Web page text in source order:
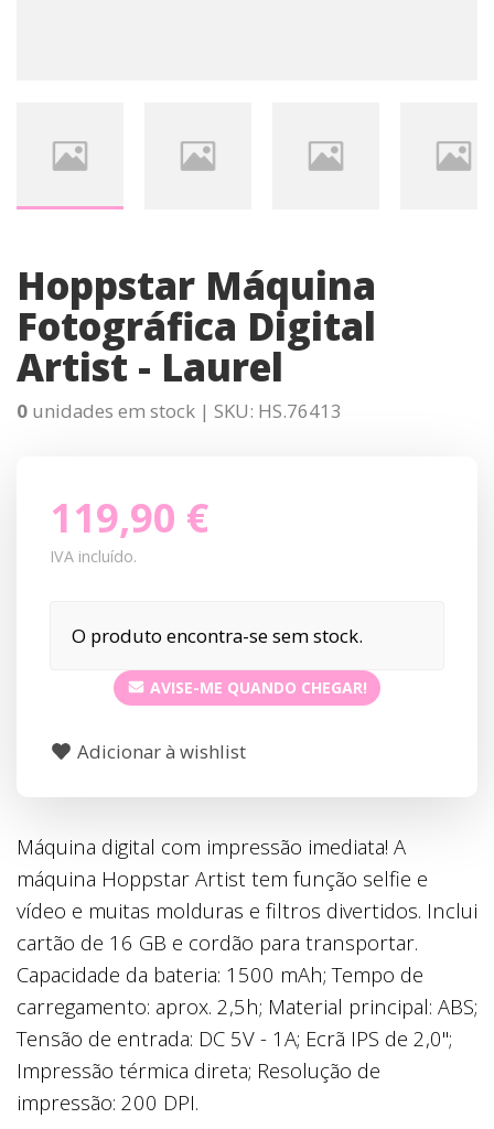
Hoppstar Máquina
Fotográfica Digital
Artist - Laurel
0 unidades em stock | SKU: HS.76413
119,90 €
IVA incluído.
O produto encontra-se sem stock.
AVISE-ME QUANDO CHEGAR!
Adicionar à wishlist
Máquina digital com impressão imediata! A
máquina Hoppstar Artist tem função selfie e
vídeo e muitas molduras e filtros divertidos. Inclui
cartão de 16 GB e cordão para transportar.
Capacidade da bateria: 1500 mAh; Tempo de
carregamento: aprox. 2,5h; Material principal: ABS;
Tensão de entrada: DC 5V - 1A; Ecrã IPS de 2,0";
Impressão térmica direta; Resolução de
impressão: 200 DPI.